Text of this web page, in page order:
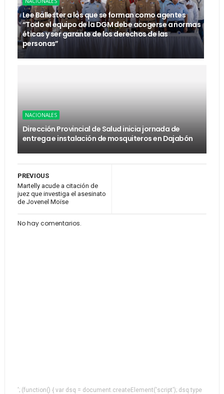
Lee Ballester a los que se forman como agentes
“Todo el equipo de la DGM debe acogerse a normas
éticas y ser garante de los derechos de las
personas”
NACIONALES
Dirección Provincial de Salud inicia jornada de
entrega e instalación de mosquiteros en Dajabón
PREVIOUS
Martelly acude a citación de
juez que investiga el asesinato
de Jovenel Moïse
No hay comentarios.
'; (function() { var dsq = document.createElement('script'); dsq.type